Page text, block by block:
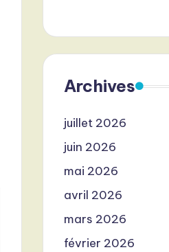
Archives
juillet 2026
juin 2026
mai 2026
avril 2026
mars 2026
février 2026